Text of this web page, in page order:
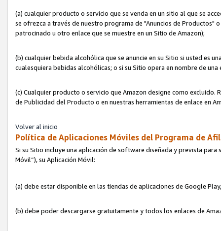
(a) cualquier producto o servicio que se venda en un sitio al que se
se ofrezca a través de nuestro programa de "Anuncios de Productos"
patrocinado u otro enlace que se muestre en un Sitio de Amazon);
(b) cualquier bebida alcohólica que se anuncie en su Sitio si usted es
cualesquiera bebidas alcohólicas; o si su Sitio opera en nombre de
(c) Cualquier producto o servicio que Amazon designe como excluido.
de Publicidad del Producto o en nuestras herramientas de enlace en
Volver al inicio
Política de Aplicaciones Móviles del Programa de
Si su Sitio incluye una aplicación de software diseñada y prevista
Móvil”), su Aplicación Móvil:
(a) debe estar disponible en las tiendas de aplicaciones de Google
(b) debe poder descargarse gratuitamente y todos los enlaces de